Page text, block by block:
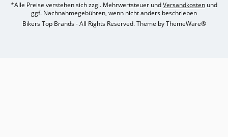
*Alle Preise verstehen sich zzgl. Mehrwertsteuer undVersandkosten und
ggf. Nachnahmegebühren, wenn nicht anders beschrieben
Bikers Top Brands - All Rights Reserved. Theme byThemeWare®